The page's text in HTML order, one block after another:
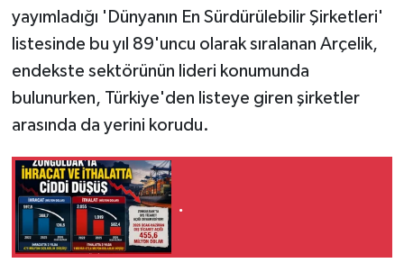
yayımladığı 'Dünyanın En Sürdürülebilir Şirketleri'
listesinde bu yıl 89'uncu olarak sıralanan Arçelik,
endekste sektörünün lideri konumunda
bulunurken, Türkiye'den listeye giren şirketler
arasında da yerini korudu.
.